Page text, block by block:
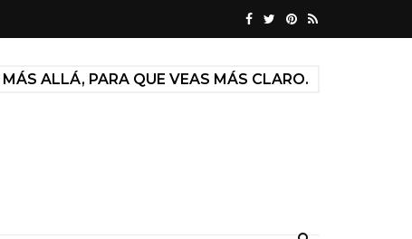
ALLÁ, PARA QUE VEAS MÁS CLARO.